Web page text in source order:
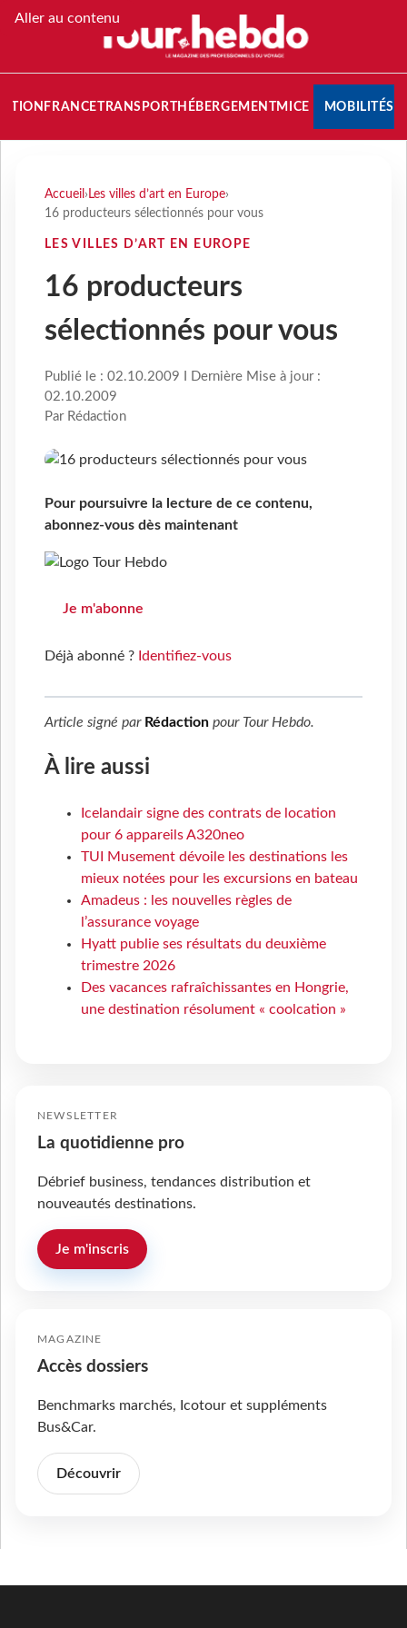
Aller au contenu
FRANCETRANSPORT HÉBERGEMENTMICE MOBILITÉS
Accueil › Les villes d’art en Europe›
16 producteurs sélectionnés pour vous
LES VILLES D’ART EN EUROPE
16 producteurs
sélectionnés pour vous
Publié le : 02.10.2009 I Dernière Mise à jour :
02.10.2009
Par Rédaction
Pour poursuivre la lecture de ce contenu,
abonnez-vous dès maintenant
Je m'abonne
Déjà abonné ? Identifiez-vous
Article signé par Rédaction pour Tour Hebdo.
À lire aussi
Icelandair signe des contrats de location
pour 6 appareils A320neo
TUI Musement dévoile les destinations les
mieux notées pour les excursions en bateau
Amadeus : les nouvelles règles de
l’assurance voyage
Hyatt publie ses résultats du deuxième
trimestre 2026
Des vacances rafraîchissantes en Hongrie,
une destination résolument « coolcation »
NEWSLETTER
La quotidienne pro
Débrief business, tendances distribution et
nouveautés destinations.
Je m'inscris
MAGAZINE
Accès dossiers
Benchmarks marchés, Icotour et suppléments
Bus&Car.
Découvrir